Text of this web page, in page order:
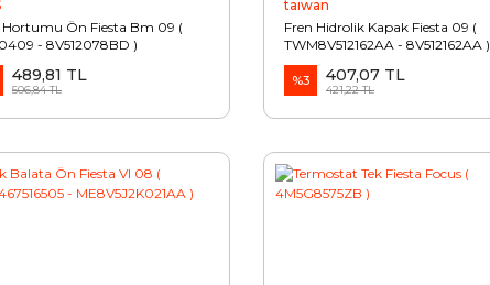
Hortumu Ön Fiesta Bm 09 (
- 8V512078BD )
489,81 TL
506,84 TL
taıwan
Fren Hidrolik Kapak Fiesta 09 (
TWM8V512162AA - 8V512162AA )
%3 407,07 TL
421,22 TL